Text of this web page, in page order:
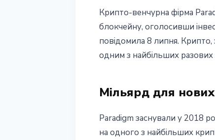
Paradigm
фонд і
Крипто-венчурна фірма
блокчейну, оголосивши
повідомила 8 липня.
одним з найбільших разових
Мільярд для
Paradigm заснували у 2018
на одного з найбільших